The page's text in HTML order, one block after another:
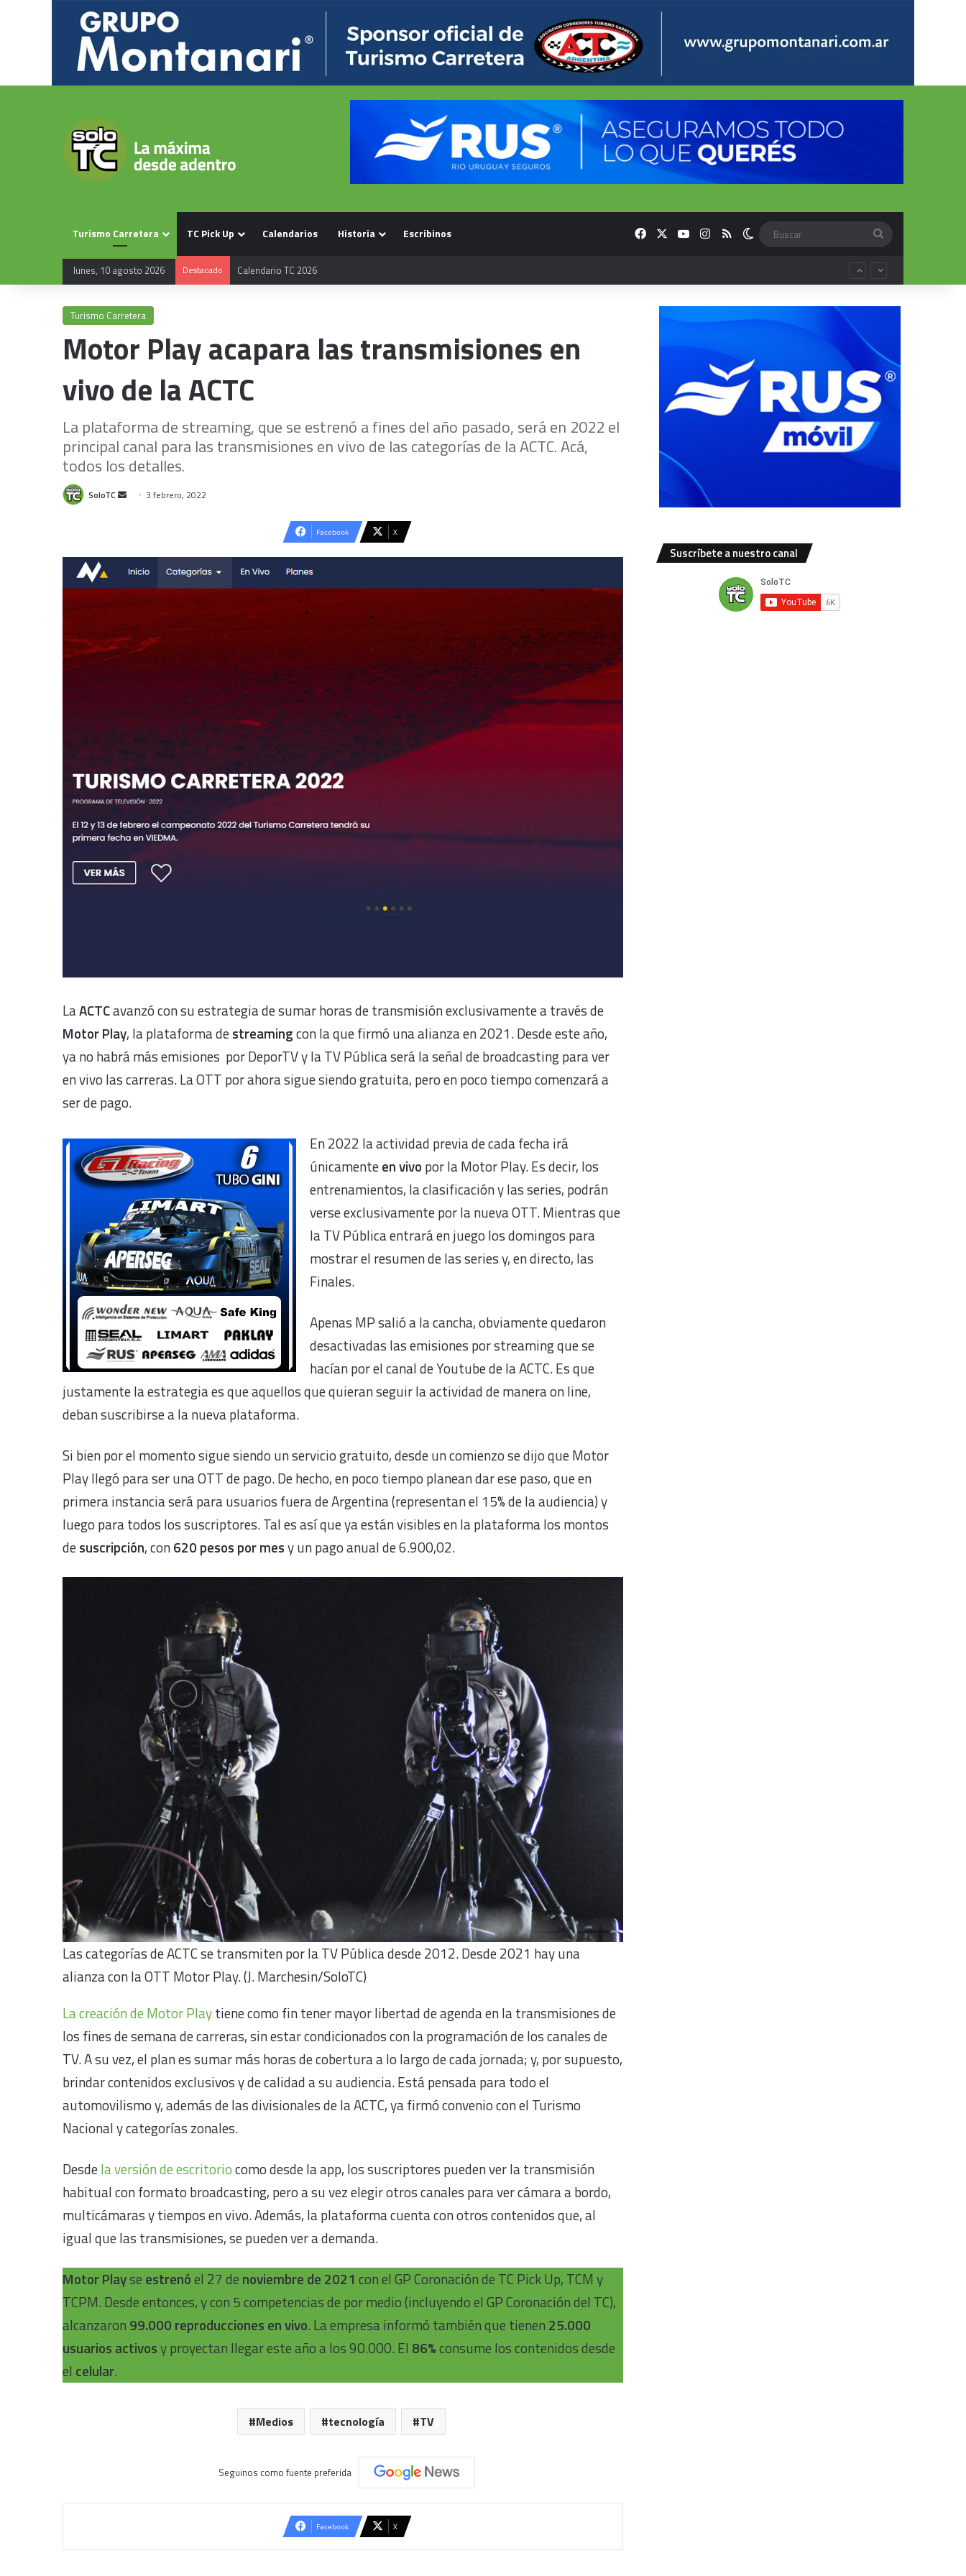
Turismo Carretera TC Pick Up Calendarios Historia Escribinos FacebookYouTubeInstagram
RSS Switch skin
lunes, 10 agosto 2026 Destacado Calendario TC 2026
Turismo Carretera
Motor Play acapara las transmisiones en
vivo de la ACTC
La plataforma de streaming, que se estrenó a fines del año pasado, será en 2022 el
principal canal para las transmisiones en vivo de las categorías de la ACTC. Acá,
todos los detalles.
SoloTC
Send 3 febrero, 2022
Facebook X
LaACTCavanzó con su estrategia de sumar horas de transmisión exclusivamente a través de
Motor Play, la plataforma destreamingcon la que firmó una alianza en 2021. Desde este año,
ya no habrá más emisiones por DeporTV y la TV Pública será la señal de broadcasting para ver
en vivo las carreras. La OTT por ahora sigue siendo gratuita, pero en poco tiempo comenzará a
ser de pago.
En 2022 la actividad previa de cada fecha irá
únicamenteen vivo por la Motor Play. Es decir, los
entrenamientos, la clasificación y las series, podrán
verse exclusivamente por la nueva OTT. Mientras que
la TV Pública entrará en juego los domingos para
mostrar el resumen de las series y, en directo, las
Finales.
Apenas MP salió a la cancha, obviamente quedaron
desactivadas las emisiones por streaming que se
hacían por el canal de Youtube de la ACTC. Es que
justamente la estrategia es que aquellos que quieran seguir la actividad de manera on line,
deban suscribirse a la nueva plataforma.
Si bien por el momento sigue siendo un servicio gratuito, desde un comienzo se dijo que Motor
Play llegó para ser una OTT de pago. De hecho, en poco tiempo planean dar ese paso, que en
primera instancia será para usuarios fuera de Argentina (representan el 15% de la audiencia) y
luego para todos los suscriptores. Tal es así que ya están visibles en la plataforma los montos
desuscripción, con620 pesos por mesy un pago anual de 6.900,02.
Las categorías de ACTC se transmiten por la TV Pública desde 2012. Desde 2021 hay una
alianza con la OTT Motor Play. (J. Marchesin/SoloTC)
La creación de Motor Playtiene como fin tener mayor libertad de agenda en la transmisiones de
los fines de semana de carreras, sin estar condicionados con la programación de los canales de
TV. A su vez, el plan es sumar más horas de cobertura a lo largo de cada jornada; y, por supuesto,
brindar contenidos exclusivos y de calidad a su audiencia. Está pensada para todo el
automovilismo y, además de las divisionales de la ACTC, ya firmó convenio con el Turismo
Nacional y categorías zonales.
Desdela versión de escritoriocomo desde la app, los suscriptores pueden ver la transmisión
habitual con formato broadcasting, pero a su vez elegir otros canales para ver cámara a bordo,
multicámaras y tiempos en vivo. Además, la plataforma cuenta con otros contenidos que, al
igual que las transmisiones, se pueden ver a demanda.
Motor Playse estrenóel 27 de noviembre de 2021 con el GP Coronación de TC Pick Up, TCM y
TCPM. Desde entonces, y con 5 competencias de por medio (incluyendo el GP Coronación del TC),
alcanzaron 99.000 reproducciones en vivo. La empresa informó también que tienen 25.000
usuarios activosy proyectan llegar este año a los 90.000. El 86%consume los contenidos desde
el celular.
Medios tecnología TV
Seguinos como fuente preferida
Facebook X
Suscríbete a nuestro canal